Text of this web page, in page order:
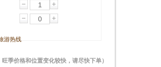
游热线
旺季价格和位置变化较快，请尽快下单）